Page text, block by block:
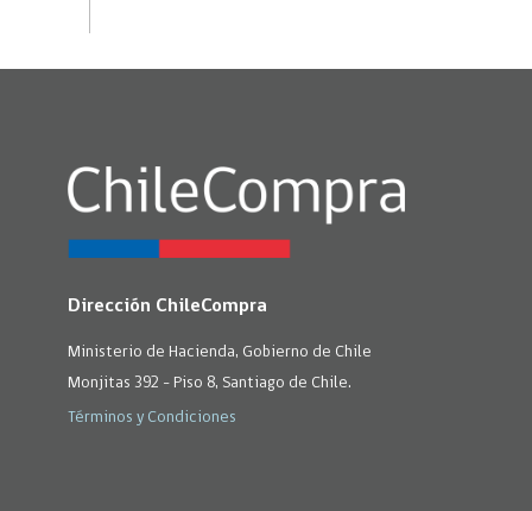
Dirección ChileCompra
Ministerio de Hacienda, Gobierno de Chile
Monjitas 392 - Piso 8, Santiago de Chile.
Términos y Condiciones